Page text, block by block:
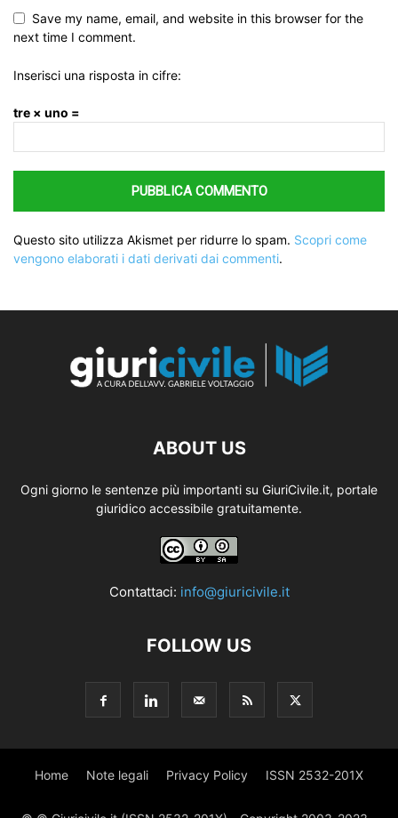
Save my name, email, and website in this browser for the
next time I comment.
Inserisci una risposta in cifre:
tre × uno =
Questo sito utilizza Akismet per ridurre lo spam. Scopri come
vengono elaborati i dati derivati dai commenti.
ABOUT US
Ogni giorno le sentenze più importanti su GiuriCivile.it, portale
giuridico accessibile gratuitamente.
Contattaci: info@giuricivile.it
FOLLOW US
Home Note legali Privacy Policy ISSN 2532-201X